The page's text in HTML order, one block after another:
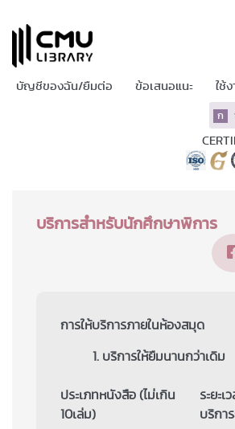
บัญชีของฉัน/ยืมต่อ ข้อเสนอแนะ ใช้
ก
บริการสำหรับนักศึกษาพิการ
การให้บริการภายในห้องสมุด
1. บริการให้ยืมนานกว่าเดิม
ประเภทหนังสือ (ไม่เกิน
10เล่ม)
ระยะเ
บริกา